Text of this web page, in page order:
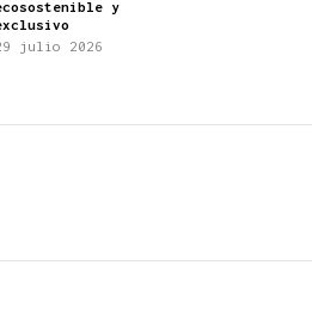
y
julio 2026